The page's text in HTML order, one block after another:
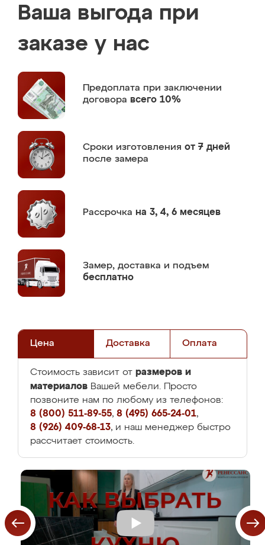
Ваша выгода при
заказе у нас
Предоплата при заключении
договора всего 10%
Сроки изготовления от 7 дней
после замера
Рассрочка на 3, 4, 6 месяцев
Замер, доставка и подъем
бесплатно
Цена Доставка Оплата
Стоимость зависит от размеров и
материалов Вашей мебели. Просто
позвоните нам по любому из телефонов:
8 (800) 511-89-55, 8 (495) 665-24-01,
8 (926) 409-68-13, и наш менеджер быстро
рассчитает стоимость.